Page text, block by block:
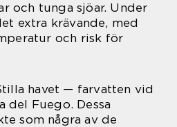
och tunga sjöar. Under
extra krävande, med
och risk för
havet — farvatten vid
del Fuego. Dessa
som några av de